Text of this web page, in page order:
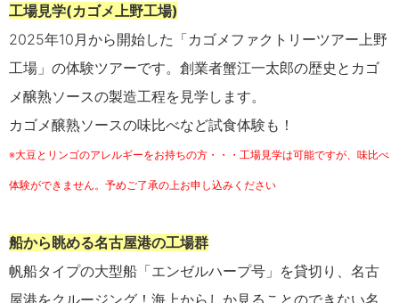
工場見学(カゴメ上野工場)
2025年10 月から開始した「カゴメファクトリーツアー上野
工場」の体験ツアーです。創業者蟹江一太郎の歴史とカゴ
メ醸熟ソースの製造工程を見学します。
カゴメ醸熟ソースの味比べなど試食体験も！
※大豆とリンゴのアレルギーをお持ちの方・・・工場見学は可能ですが、味比べ
体験ができません。 予めご了承の上お申し込みください
船から眺める名古屋港の工場群
帆船タイプの大型船「エンゼルハープ号」を貸切り、名古
屋港をクルージング！海上からしか見ることのできない名